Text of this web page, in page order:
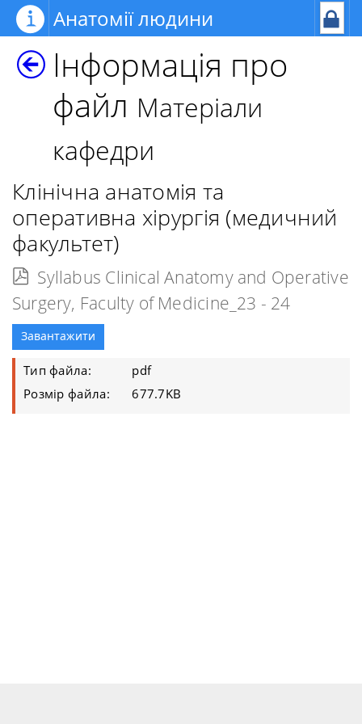
Анатомії людини
Інформація про
файл Матеріали
кафедри
Клінічна анатомія та
оперативна хірургія (медичний
факультет)
Syllabus Clinical Anatomy and Operative
Surgery, Faculty of Medicine_23 - 24
Завантажити
Тип файла:
pdf
Розмір файла:
677.7KB